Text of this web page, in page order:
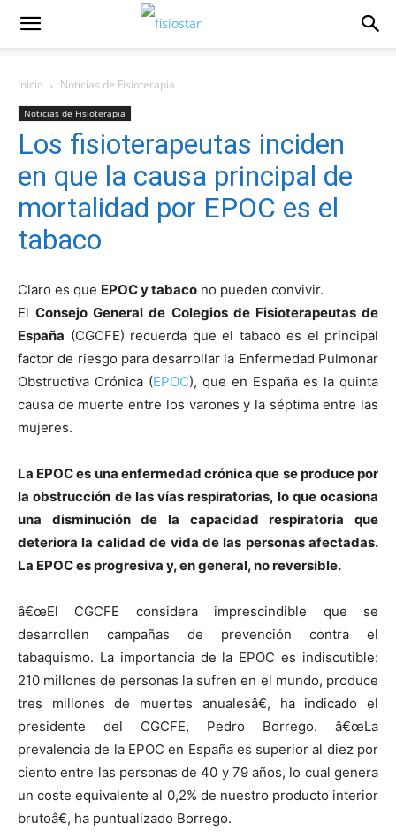
Inicio Noticias de Fisioterapia
Noticias de Fisioterapia
Los fisioterapeutas inciden
en que la causa principal de
mortalidad por EPOC es el
tabaco
Claro es que EPOC y tabaco no pueden convivir.
ElConsejo General de Colegios de Fisioterapeutas de
España (CGCFE) recuerda que el tabaco es el principal
factor de riesgo para desarrollar la Enfermedad Pulmonar
Obstructiva Crónica (EPOC), que en España es la quinta
causa de muerte entre los varones y la séptima entre las
mujeres.
La EPOC es una enfermedad crónica que se produce por
la obstrucción de las ví­as respiratorias, lo que ocasiona
una disminución de la capacidad respiratoria que
deteriora la calidad de vida de las personas afectadas.
La EPOC es progresiva y, en general, no reversible.
â€œEl CGCFE considera imprescindible que se
desarrollen campañas de prevención contra el
tabaquismo. La importancia de la EPOC es indiscutible:
210 millones de personas la sufren en el mundo, produce
tres millones de muertes anualesâ€, ha indicado el
presidente del CGCFE, Pedro Borrego. â€œLa
prevalencia de la EPOC en España es superior al diez por
ciento entre las personas de 40 y 79 años, lo cual genera
un coste equivalente al 0,2% de nuestro producto interior
brutoâ€, ha puntualizado Borrego.